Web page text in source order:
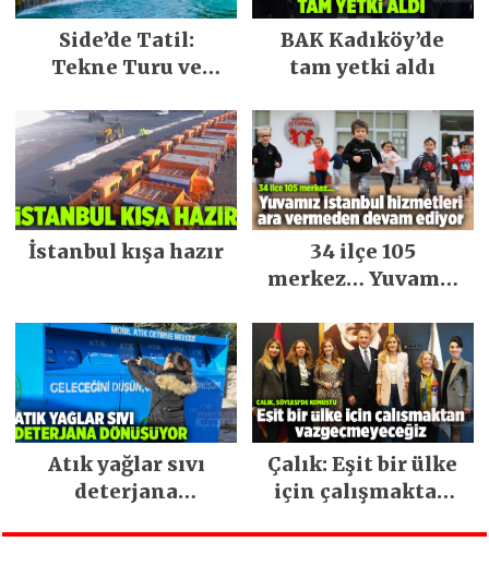
Side’de Tatil:
Tekne Turu ve
BAK Kadıköy’de
tam yetki aldı
İstanbul kışa hazır
34 ilçe 105
merkez… Yuvamız
ara vermeden
devam ediyor
Atık yağlar sıvı
deterjana
Çalık: Eşit bir ülke
için çalışmaktan